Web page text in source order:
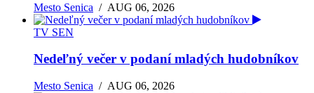
Mesto Senica /AUG 06, 2026
TV SEN
Nedeľný večer v podaní mladých hudobníkov
Mesto Senica /AUG 06, 2026